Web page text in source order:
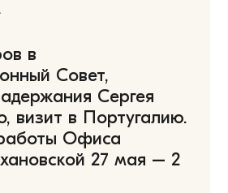
в
Совет,
Сергея
визит в Португалию.
Офиса
27 мая – 2